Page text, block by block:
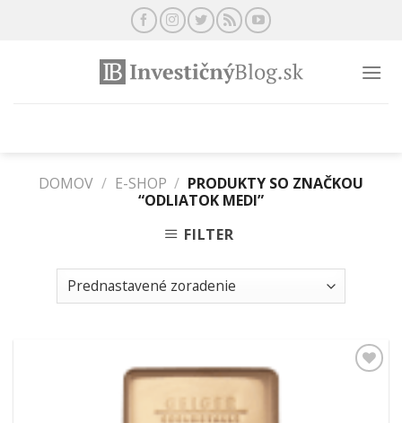
DOMOV / E-SHOP / PRODUKTY SO ZNAČKOU
“ODLIATOK MEDI”
FILTER